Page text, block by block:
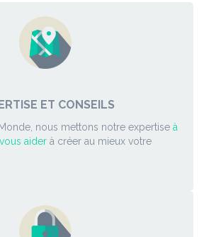
ET CONSEILS
nous mettons notre expertise à
aider à créer au mieux votre